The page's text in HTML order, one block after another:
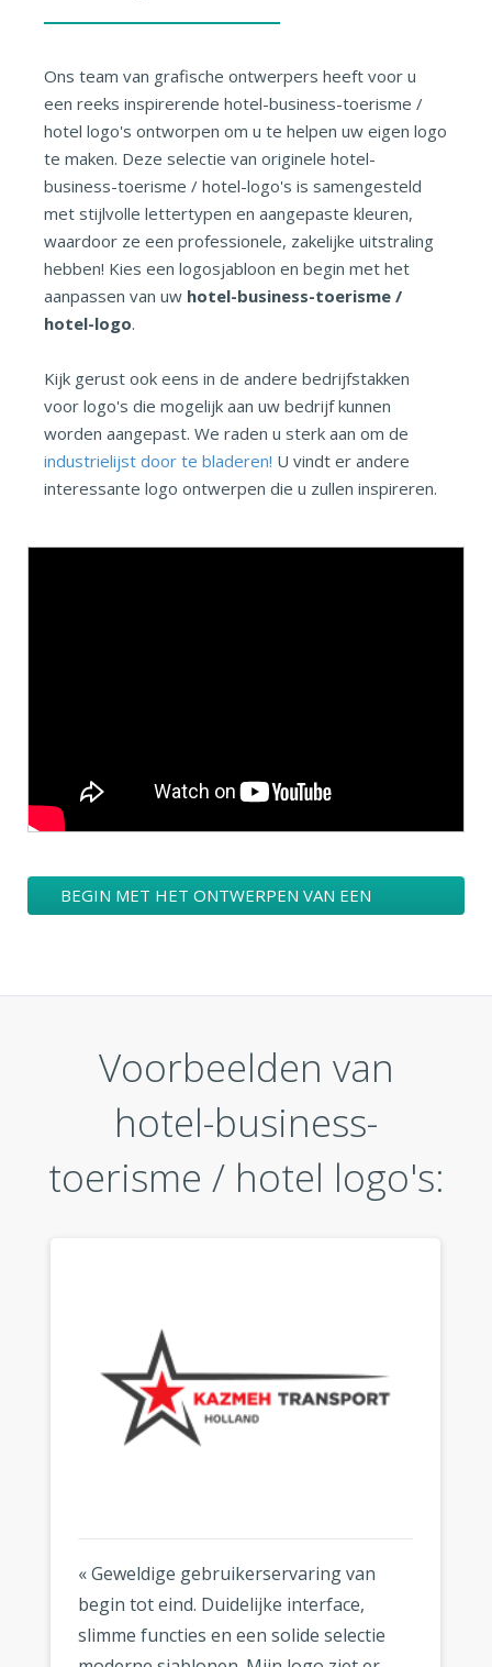
Ons team van grafische ontwerpers heeft voor u
een reeks inspirerende hotel-business-toerisme /
hotel logo's ontworpen om u te helpen uw eigen logo
te maken. Deze selectie van originele hotel-
business-toerisme / hotel-logo's is samengesteld
met stijlvolle lettertypen en aangepaste kleuren,
waardoor ze een professionele, zakelijke uitstraling
hebben! Kies een logosjabloon en begin met het
aanpassen van uw hotel-business-toerisme /
hotel-logo.
Kijk gerust ook eens in de andere bedrijfstakken
voor logo's die mogelijk aan uw bedrijf kunnen
worden aangepast. We raden u sterk aan om de
industrielijst door te bladeren! U vindt er andere
interessante logo ontwerpen die u zullen inspireren.
BEGIN MET HET ONTWERPEN VAN EEN
Voorbeelden van
hotel-business-
toerisme / hotel logo's:
« Geweldige gebruikerservaring van
begin tot eind. Duidelijke interface,
slimme functies en een solide selectie